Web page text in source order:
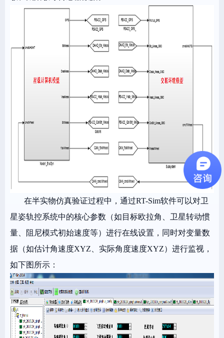
在半实物仿真验证过程中，通过RT-Sim软件可以对卫
星姿轨控系统中的核心参数（如目标欧拉角、卫星转动惯
量、阻尼模式初始速度等）进行在线设置，同时对变量数
据（如估计角速度XYZ、实际角度速度XYZ）进行监视，
如下图所示：